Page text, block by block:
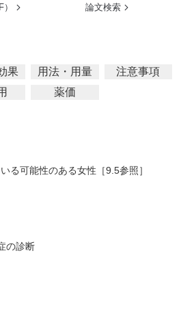
論文検索
果 用法・用量
注意事項
薬価
る可能性のある女性［9.5参照］
の診断